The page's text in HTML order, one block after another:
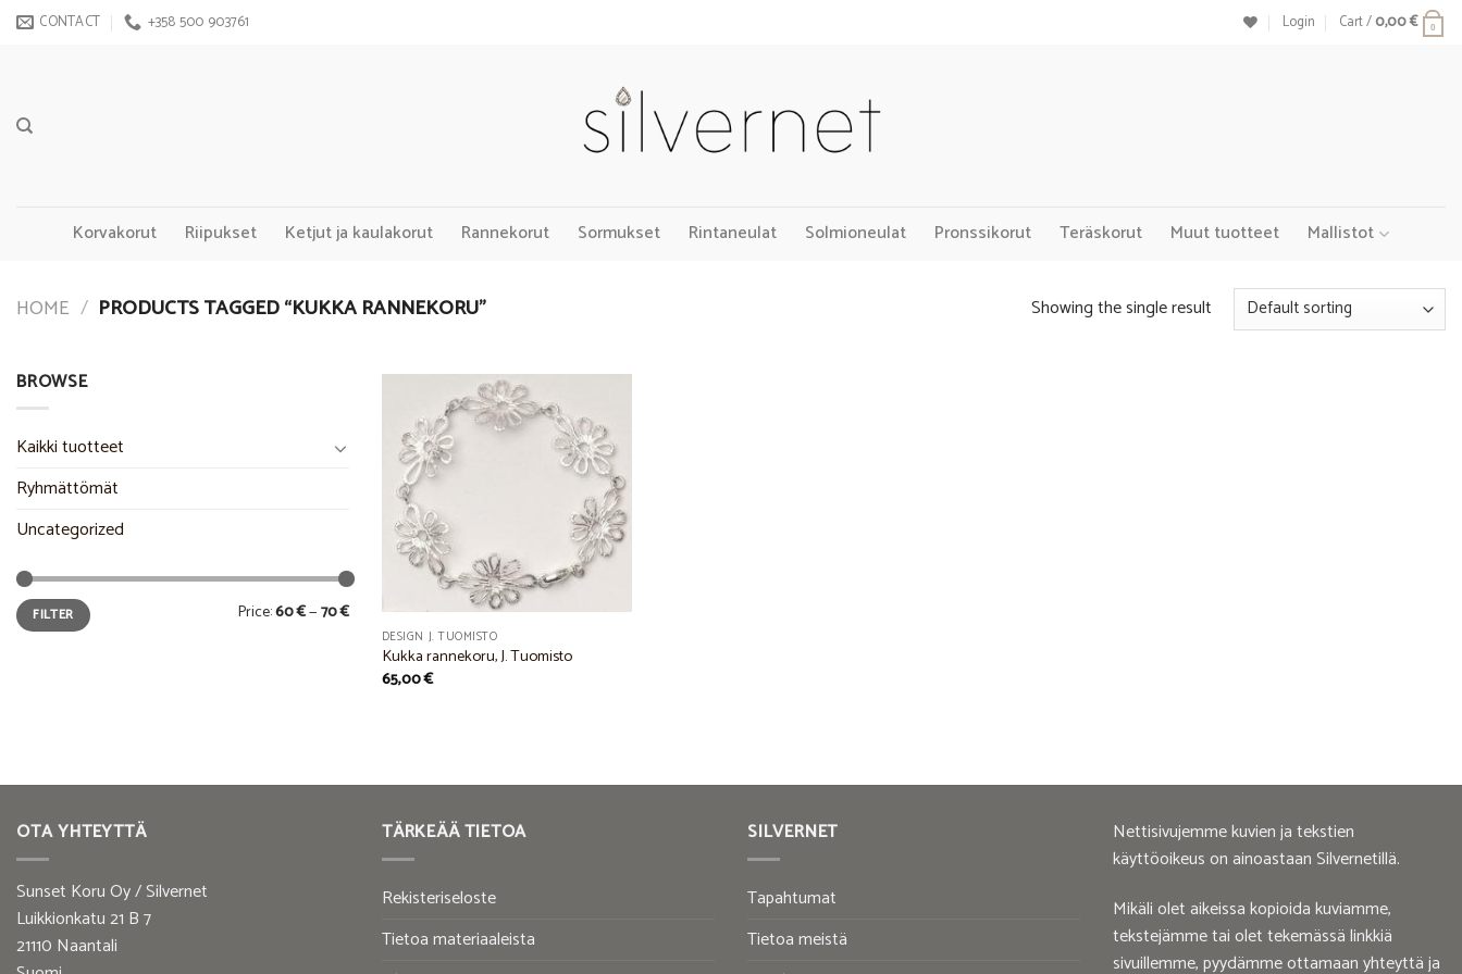
Skip CONTACT +358 500 903761 Login Cart /0,00€ 0
Korvakorut Riipukset Ketjut ja kaulakorut Rannekorut Sormukset Rintaneulat Solmioneulat Pronssikorut Teräskorut Muut tuotteet Mallistot
HOME / PRODUCTS TAGGED “KUKKA RANNEKORU” Showing the single result
BROWSE
Kaikki tuotteet
Ryhmättömät
Uncategorized
Min
price
Max
priceFILTER Price:60 €—70 €
Add to
Wishlist
DESIGN J. TUOMISTO
Kukka rannekoru, J. Tuomisto
65,00€
OTA YHTEYTTÄ
Sunset Koru Oy / Silvernet
Luikkionkatu 21 B 7
21110 Naantali
TÄRKEÄÄ TIETOA
Rekisteriseloste
Tietoa materiaaleista
SILVERNET
Tapahtumat
Tietoa meistä
Nettisivujemme kuvien ja tekstien
käyttöoikeus on ainoastaan Silvernetillä.
Mikäli olet aikeissa kopioida kuviamme,
tekstejämme tai olet tekemässä linkkiä
sivuillemme, pyydämme ottamaan yhteyttä ja